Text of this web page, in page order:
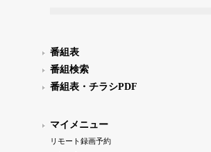
番組表
番組検索
番組表・チラシPDF
マイメニュー
リモート録画予約